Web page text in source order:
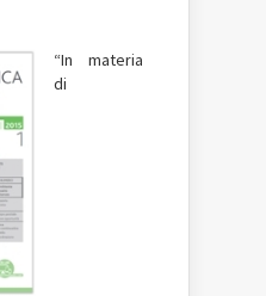
“In materia
di